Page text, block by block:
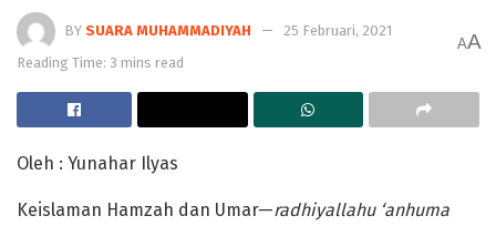
BY SUARA MUHAMMADIYAH
25 Februari, 2021
Reading Time: 3 mins read
AA
Oleh : Yunahar Ilyas
Keislaman Hamzah dan Umar—radhiyallahu ‘anhuma